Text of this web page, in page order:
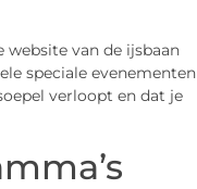
van de ijsbaan
speciale evenementen
verloopt en dat je